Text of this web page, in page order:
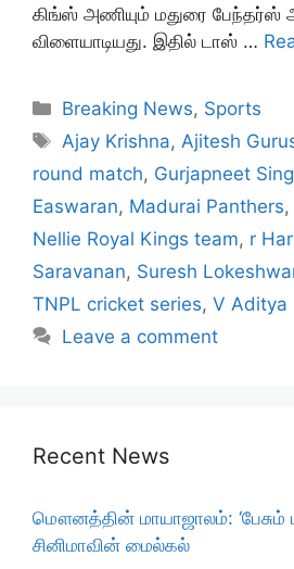
கிங்ஸ் அணியும் மதுரை பேந்தர்ஸ்
விளையாடியது. இதில் டாஸ் …
Categories
Breaking News, Sports
Tags
Ajay Krishna,Ajitesh
round match, Gurjapneet
Easwaran, Madurai Panthers,
Nellie Royal Kings team, r
Saravanan, Suresh
TNPL cricket series, V Aditya
Leave a comment
Recent News
மௌனத்தின் மாயாஜாலம்: ‘பேசும்
சினிமாவின் மைல்கல்